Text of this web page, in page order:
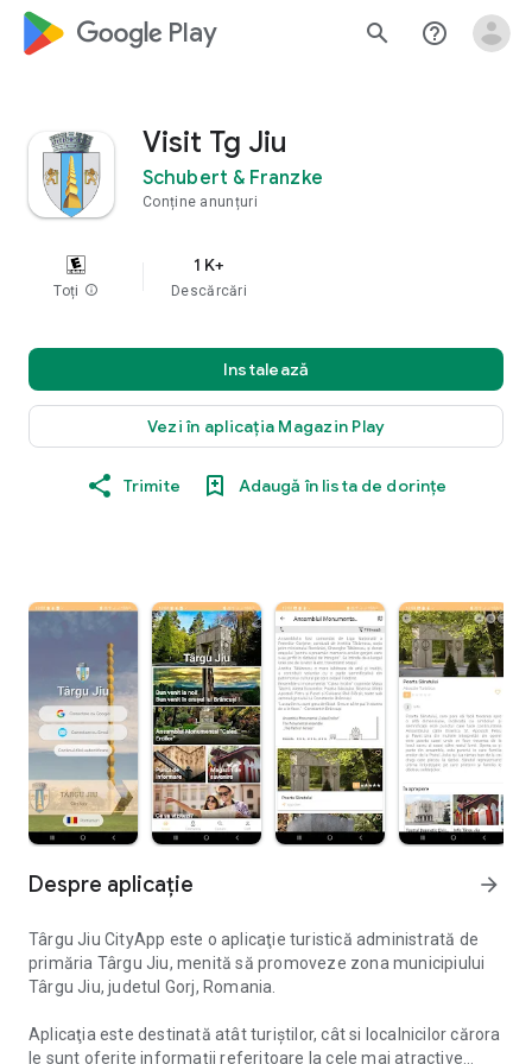
google_logo Play search help_outline
Visit Tg Jiu
Schubert & Franzke
Conține anunțuri
Toți info
1 K+
Descărcări
Instalează
Vezi în aplicația Magazin Play
Trimite Adaugă în lista de dorințe
Despre aplicație arrow_forward
Târgu Jiu CityApp este o aplicaţie turistică administrată de
primăria Târgu Jiu, menită să promoveze zona municipiului
Târgu Jiu, judetul Gorj, Romania.
Aplicaţia este destinată atât turiştilor, cât si localnicilor cărora
le sunt oferite informaţii referitoare la cele mai atractive